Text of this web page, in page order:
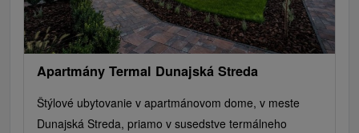
Apartmány Termal Dunajská Streda
Štýlové ubytovanie v apartmánovom dome, v meste
Dunajská Streda, priamo v susedstve termálneho